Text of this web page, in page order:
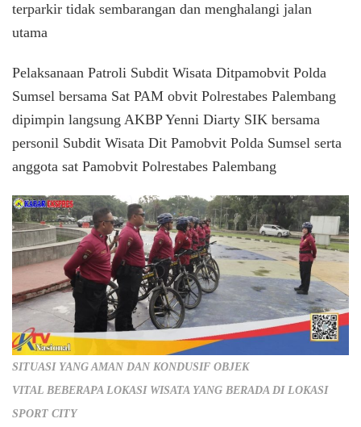
terparkir tidak sembarangan dan menghalangi jalan
utama
Pelaksanaan Patroli Subdit Wisata Ditpamobvit Polda
Sumsel bersama Sat PAM obvit Polrestabes Palembang
dipimpin langsung AKBP Yenni Diarty SIK bersama
personil Subdit Wisata Dit Pamobvit Polda Sumsel serta
anggota sat Pamobvit Polrestabes Palembang
SITUASI YANG AMAN DAN KONDUSIF OBJEK
VITAL BEBERAPA LOKASI WISATA YANG BERADA DI LOKASI
SPORT CITY